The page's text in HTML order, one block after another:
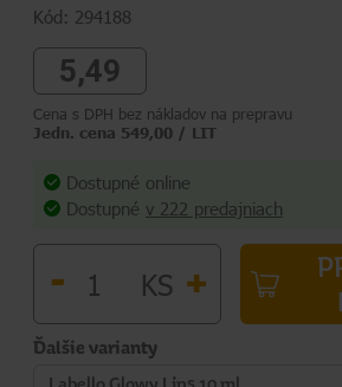
Kód: 294188
5,49
Cena s DPH bez nákladov na prepravu
Jedn. cena 549,00 / LIT
Dostupné online
Dostupné v 222 predajniach
- KS +
Ďalšie varianty